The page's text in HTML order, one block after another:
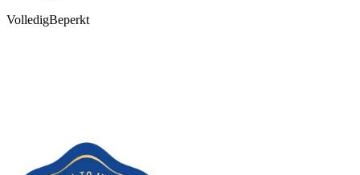
VolledigBeperkt